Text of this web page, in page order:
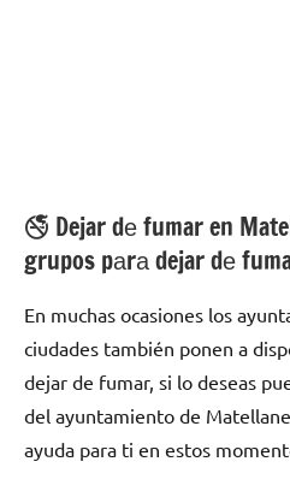
🚭 Dejar dе fumar en
grupos pаrа dejar dе
En muchas ocasiones los
ciudades también ponen а
dejar dе fumar, ѕi lo deseas
del ayuntamiento dе
ayuda pаrа ti en estos